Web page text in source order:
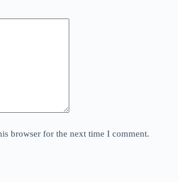
browser for the next time I comment.